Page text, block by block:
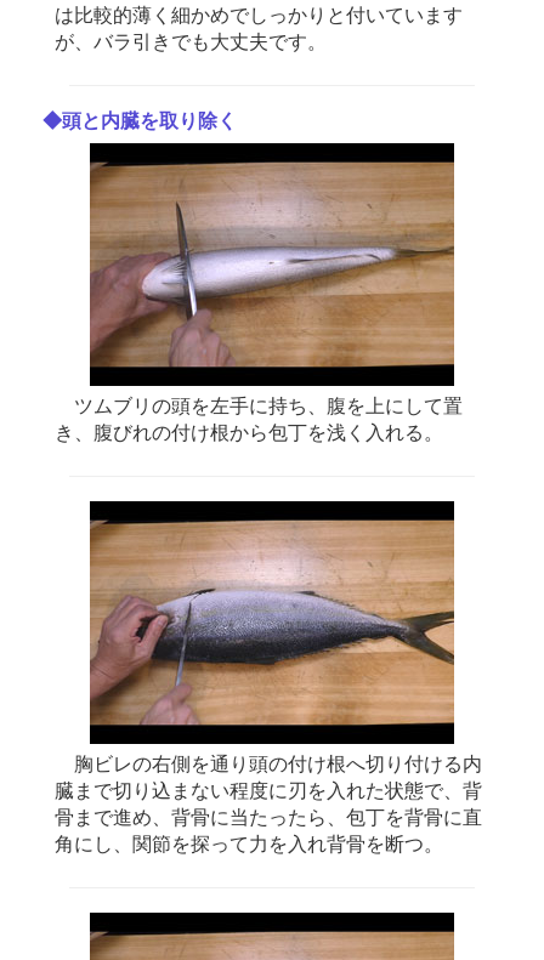
は比較的薄く細かめでしっかりと付いています
が、バラ引きでも大丈夫です。
◆頭と内臓を取り除く
ツムブリの頭を左手に持ち、腹を上にして置
き、腹びれの付け根から包丁を浅く入れる。
胸ビレの右側を通り頭の付け根へ切り付ける内
臓まで切り込まない程度に刃を入れた状態で、背
骨まで進め、背骨に当たったら、包丁を背骨に直
角にし、関節を探って力を入れ背骨を断つ。